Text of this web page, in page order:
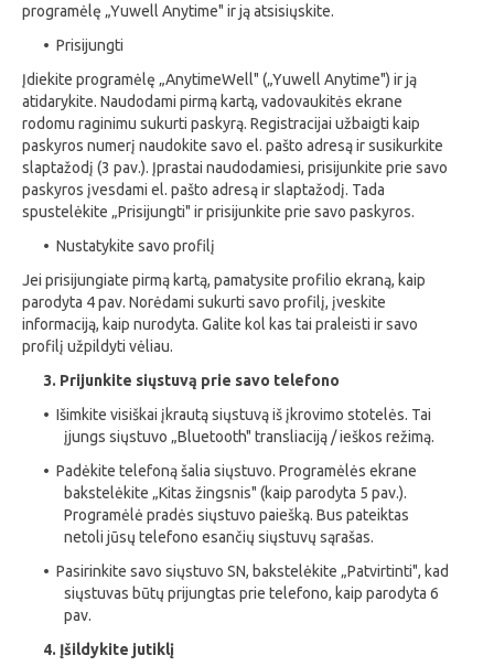
programėlę „Yuwell Anytime" ir ją atsisiųskite.
• Prisijungti
Įdiekite programėlę „AnytimeWell" („Yuwell Anytime") ir ją
atidarykite. Naudodami pirmą kartą, vadovaukitės ekrane
rodomu raginimu sukurti paskyrą. Registracijai užbaigti kaip
paskyros numerį naudokite savo el. pašto adresą ir susikurkite
slaptažodį (3 pav.). Įprastai naudodamiesi, prisijunkite prie savo
paskyros įvesdami el. pašto adresą ir slaptažodį. Tada
spustelėkite „Prisijungti" ir prisijunkite prie savo paskyros.
• Nustatykite savo profilį
Jei prisijungiate pirmą kartą, pamatysite profilio ekraną, kaip
parodyta 4 pav. Norėdami sukurti savo profilį, įveskite
informaciją, kaip nurodyta. Galite kol kas tai praleisti ir savo
profilį užpildyti vėliau.
3. Prijunkite siųstuvą prie savo telefono
• Išimkite visiškai įkrautą siųstuvą iš įkrovimo stotelės. Tai
įjungs siųstuvo „Bluetooth" transliaciją / ieškos režimą.
• Padėkite telefoną šalia siųstuvo. Programėlės ekrane
bakstelėkite „Kitas žingsnis" (kaip parodyta 5 pav.).
Programėlė pradės siųstuvo paiešką. Bus pateiktas
netoli jūsų telefono esančių siųstuvų sąrašas.
• Pasirinkite savo siųstuvo SN, bakstelėkite „Patvirtinti", kad
siųstuvas būtų prijungtas prie telefono, kaip parodyta 6
pav.
4. Įšildykite jutiklį